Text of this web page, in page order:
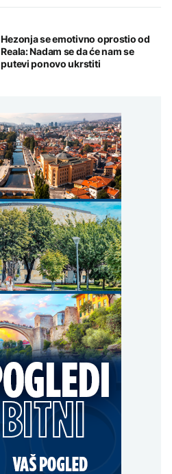
Hezonja se emotivno oprostio od
Reala: Nadam se da će nam se
putevi ponovo ukrstiti